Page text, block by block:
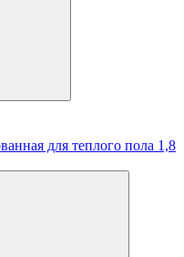
для теплого пола 1,8